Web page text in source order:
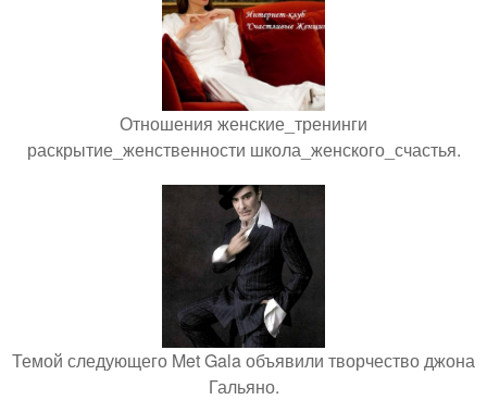
Отношения женские_тренинги
раскрытие_женственности школа_женского_счастья.
Темой следующего Met Gala объявили творчество джона
Гальяно.